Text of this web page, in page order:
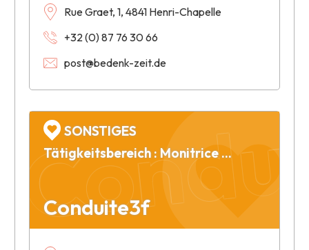
Rue Graet, 1, 4841 Henri-Chapelle
+32 (0) 87 76 30 66
post@bedenk-zeit.de
Conduite3f
SONSTIGES
Tätigkeitsbereich : Monitrice d'auto ecole